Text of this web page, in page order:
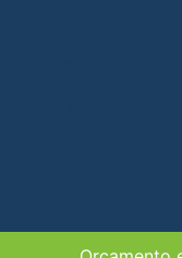
Campinas